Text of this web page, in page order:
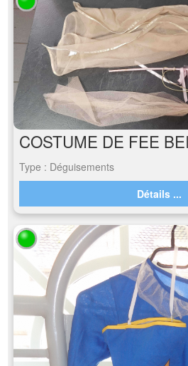
COSTUME DE FEE
Type : Déguisements
Détails ...